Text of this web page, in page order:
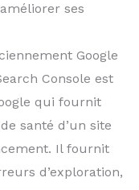
ses
Google
Console est
qui fournit
santé d’un site
Il fournit
d’exploration,